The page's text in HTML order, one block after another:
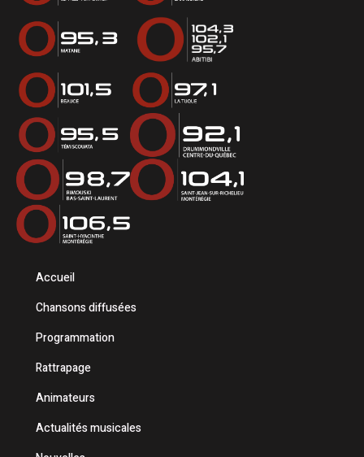
Accueil
Chansons diffusées
Programmation
Rattrapage
Animateurs
Actualités musicales